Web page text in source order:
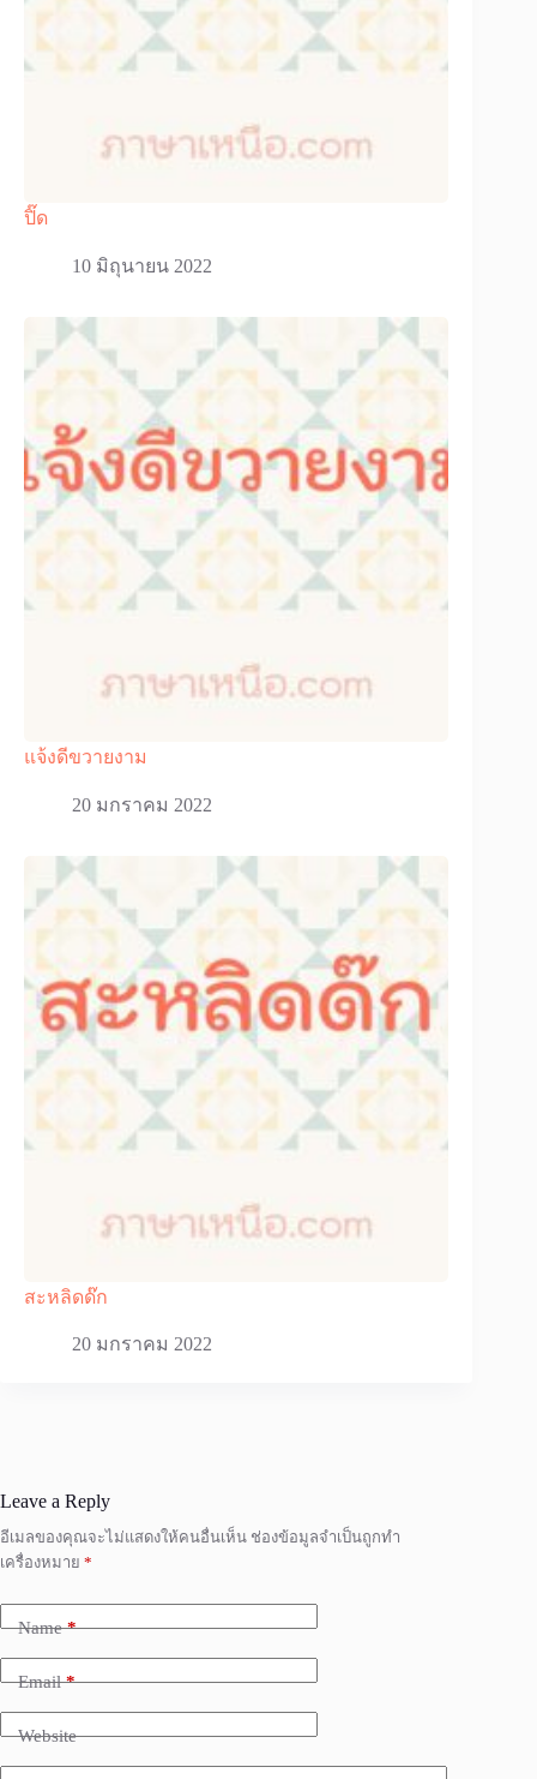
ปิ๊ด
10 มิถุนายน 2022
แจ้งดีขวายงาม
20 มกราคม 2022
สะหลิดด๊ก
20 มกราคม 2022
Leave a Reply
อีเมลของคุณจะไม่แสดงให้คนอื่นเห็น ช่องข้อมูลจำเป็นถูกทำ
เครื่องหมาย *
Name*
Email*
Website